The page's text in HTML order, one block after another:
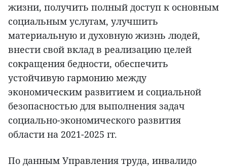
жизни, получить полный доступ к основным
социальным услугам, улучшить
материальную и духовную жизнь людей,
внести свой вклад в реализацию целей
сокращения бедности, обеспечить
устойчивую гармонию между
экономическим развитием и социальной
безопасностью для выполнения задач
социально-экономического развития
области на 2021-2025 гг.
По данным Управления труда, инвалидо